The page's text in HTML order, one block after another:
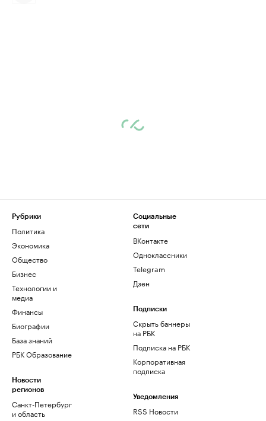
Рубрики
Политика
Экономика
Общество
Бизнес
Технологии и
медиа
Финансы
Биографии
База знаний
РБК Образование
Новости
регионов
Санкт-Петербург
и область
Социальные
сети
ВКонтакте
Одноклассники
Telegram
Дзен
Подписки
Скрыть баннеры
на РБК
Подписка на РБК
Корпоративная
подписка
Уведомления
RSS Новости